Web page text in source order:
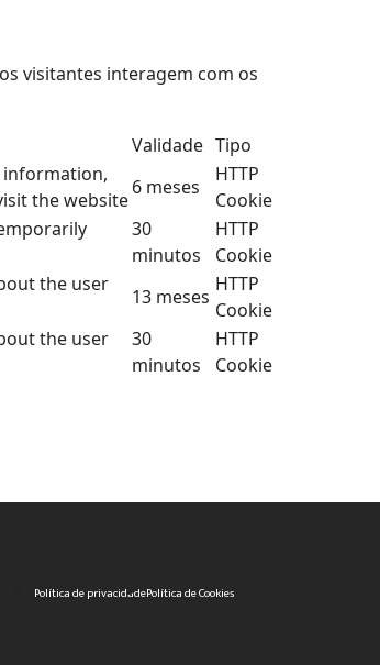
visitantes interagem com os
Validade Tipo
the website
6 meses
HTTP
Cookie
30
minutos
HTTP
Cookie
the user
13 meses
HTTP
Cookie
the user
30
minutos
HTTP
Cookie
Política de privacidadePolítica de Cookies